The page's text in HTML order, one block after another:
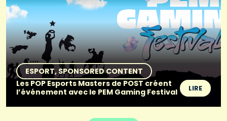
ESPORT SPONSORED CONTENT
Les POP Esports Masters de POST créent
l’événement avec le PEM Gaming Festival
LIRE